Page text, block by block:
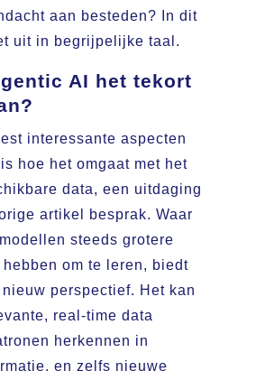
aan besteden? In dit
uit in begrijpelijke taal.
AI het tekort
interessante aspecten
hoe het omgaat met het
data, een uitdaging
artikel besprak. Waar
steeds grotere
om te leren, biedt
perspectief. Het kan
real-time data
herkennen in
en zelfs nieuwe